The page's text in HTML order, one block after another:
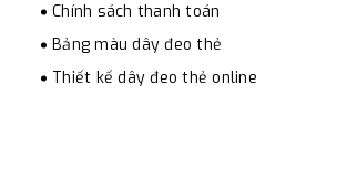
Chính sách thanh toán
Bảng màu dây đeo thẻ
Thiết kế dây đeo thẻ online